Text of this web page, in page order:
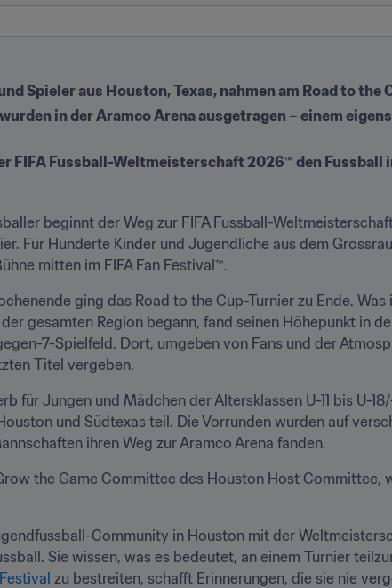
Spieler aus Houston, Texas, nahmen am Road to the
in der Aramco Arena ausgetragen – einem
FIFA Fussball-Weltmeisterschaft 2026™ den
beginnt der Weg zur FIFA Fussball-
Für Hunderte Kinder und Jugendliche aus dem
mitten im FIFA Fan Festival™.
ging das Road to the Cup-Turnier zu Ende. Was
gesamten Region begann, fand seinen Höhepunkt in
7-Spielfeld. Dort, umgeben von Fans und der
Titel vergeben.
für Jungen und Mädchen der Altersklassen U-11 bis U-
und Südtexas teil. Die Vorrunden wurden auf
ihren Weg zur Aramco Arena fanden.
the Game Committee des Houston Host Committee,
Community in Houston mit der
Sie wissen, was es bedeutet, an einem Turnier
zu bestreiten, schafft Erinnerungen, die sie nie